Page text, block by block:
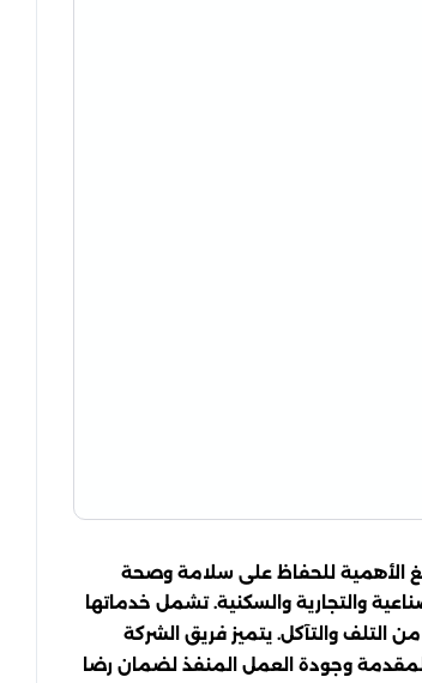
الأهمية للحفاظ على سلامة وصحة
والتجارية والسكنية. تشمل خدماتها
التلف والتآكل. يتميز فريق الشركة
المقدمة وجودة العمل المنفذ لضمان رضا